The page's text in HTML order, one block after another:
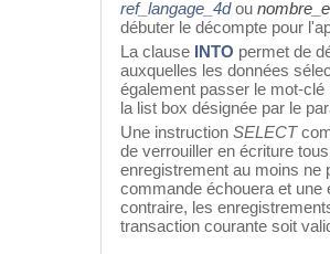
ref_langage_4dou
débuter le décompte pour
La clause INTO permet de
auxquelles les données
également passer le mot-clé
la list box désignée par le
Une instruction SELECT
de verrouiller en écriture
enregistrement au moins ne
commande échouera et
contraire, les
transaction courante soit